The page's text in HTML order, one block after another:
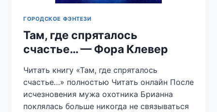
ГОРОДСКОЕ ФЭНТЕЗИ
Там, где спряталось
счастье… — Фора Клевер
Читать книгу «Там, где спряталось
счастье…» полностью Читать онлайн После
исчезновения мужа охотника Брианна
поклялась больше никогда не связываться